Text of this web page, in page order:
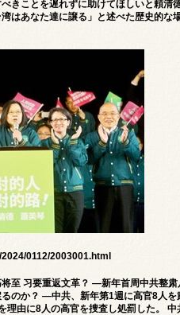
きことを遅れずに助けてほしいと頼清
はあなた達に譲る」と述べた歴史的な
0112/2003001.html
至 习要重返文革？ —新年首周中共整
のか？ ―中共、新年第1週に高官8人
理由に8人の高官を捜査し処罰した。